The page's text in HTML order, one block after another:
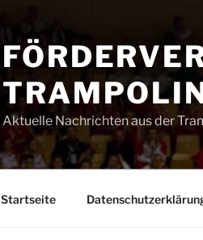
Aktuelle Nachrichten aus der
Startseite